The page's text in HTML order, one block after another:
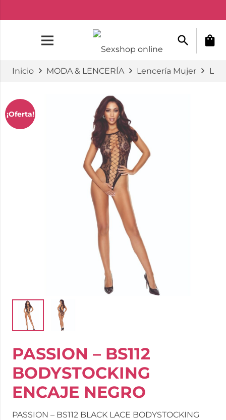
search shopping_bag
Inicio MODA & LENCERÍA Lencería Mujer
¡Oferta!
PASSION – BS112
BODYSTOCKING
ENCAJE NEGRO
PASSION – BS112 BLACK LACE BODYSTOCKING